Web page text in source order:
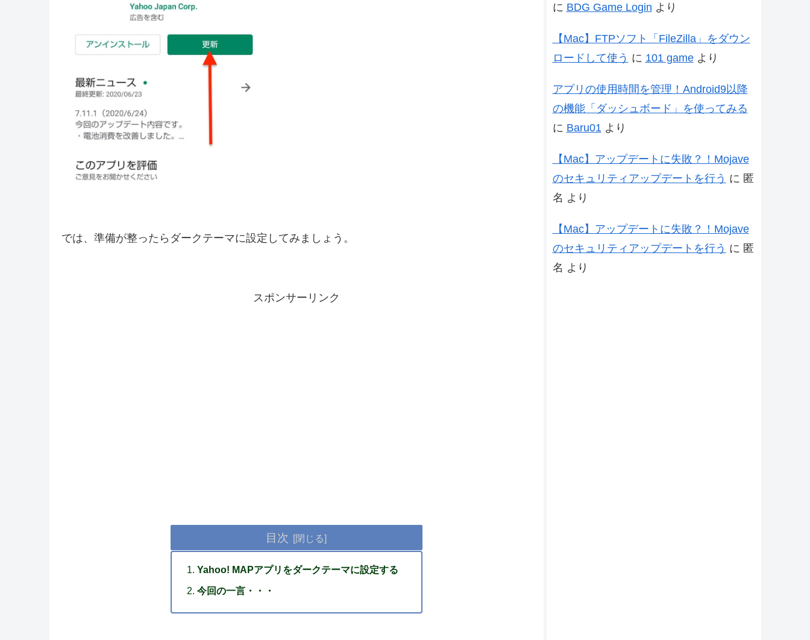
では、準備が整ったらダークテーマに設定してみましょう。
スポンサーリンク
目次
Yahoo! MAPアプリをダークテーマに設定する
今回の一言・・・
に BDG Game Login より
【Mac】FTPソフト「FileZilla」をダウン
ロードして使う に 101 gameより
アプリの使用時間を管理！Android9以降
の機能「ダッシュボード」を使ってみる
に Baru01 より
【Mac】アップデートに失敗？！Mojave
のセキュリティアップデートを行う に 匿
名 より
【Mac】アップデートに失敗？！Mojave
のセキュリティアップデートを行う に 匿
名 より